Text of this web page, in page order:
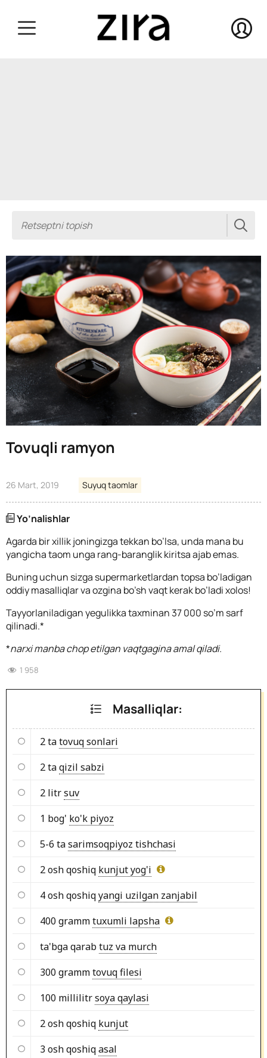
Tovuqli ramyon
26 Mart, 2019 Suyuq taomlar
Yo’nalishlar
Agarda bir xillik joningizga tekkan bo’lsa, unda mana bu
yangicha taom unga rang-baranglik kiritsa ajab emas.
Buning uchun sizga supermarketlardan topsa bo’ladigan
oddiy masalliqlar va ozgina bo’sh vaqt kerak bo’ladi xolos!
Tayyorlaniladigan yegulikka taxminan 37 000 so’m sarf
qilinadi.*
*narxi manba chop etilgan vaqtgagina amal qiladi.
1 958
Masalliqlar:
2 tatovuq sonlari
2 taqizil sabzi
2 litrsuv
1 bog' ko'k piyoz
5-6 tasarimsoqpiyoz tishchasi
2 osh qoshiq kunjut yog'i
4 osh qoshiqyangi uzilgan zanjabil
400 grammtuxumli lapsha
ta'bga qarabtuz va murch
300 grammtovuq filesi
100 millilitrsoya qaylasi
2 osh qoshiq kunjut
3 osh qoshiqasal